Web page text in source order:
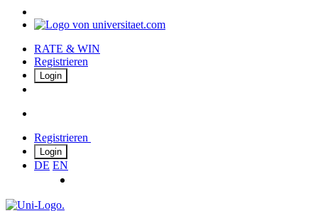
RATE & WIN
Registrieren
Login
Registrieren
Login
DE EN